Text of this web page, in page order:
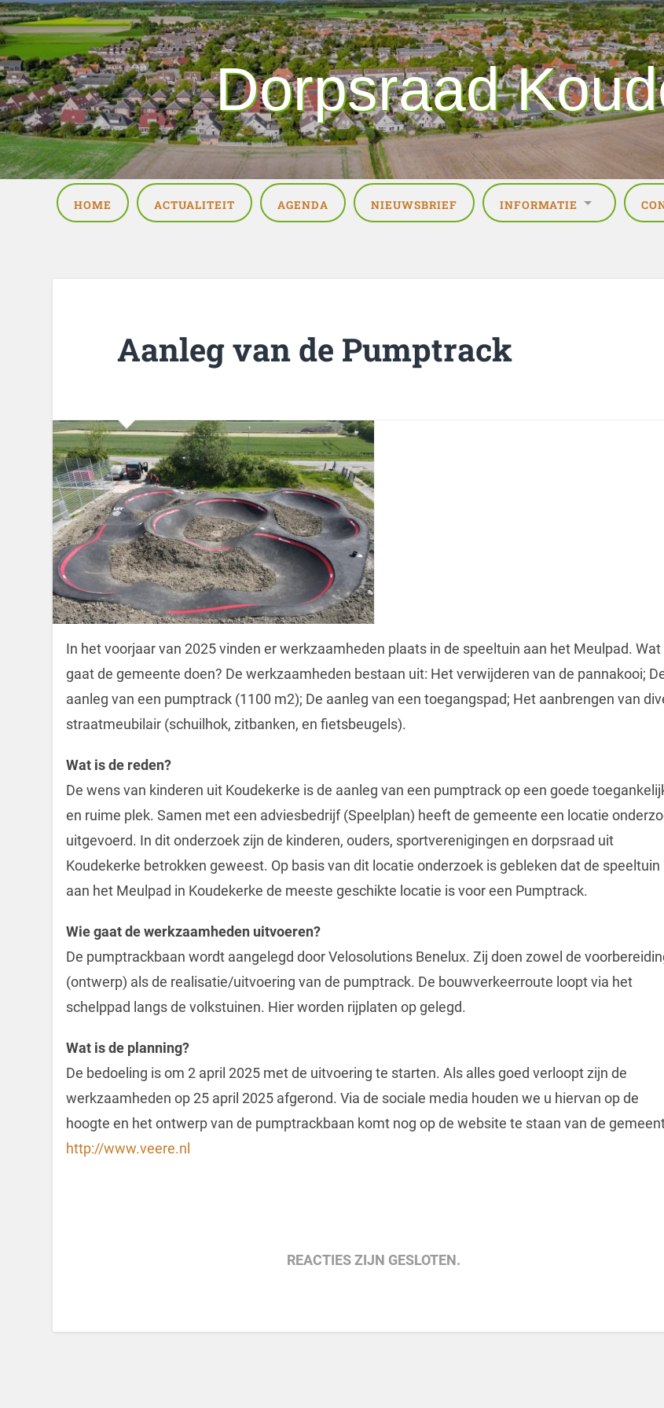
Dorpsraad
HOME ACTUALITEIT AGENDA NIEUWSBRIEF INFORMATIE
Aanleg van de Pumptrack
In het voorjaar van 2025 vinden er werkzaamheden plaats in de speeltuin aan het Meulpad. Wat
gaat de gemeente doen? De werkzaamheden bestaan uit: Het verwijderen van de pannakooi;
aanleg van een pumptrack (1100 m2); De aanleg van een toegangspad; Het aanbrengen van
straatmeubilair (schuilhok, zitbanken, en fietsbeugels).
Wat is de reden?
De wens van kinderen uit Koudekerke is de aanleg van een pumptrack op een goede
en ruime plek. Samen met een adviesbedrijf (Speelplan) heeft de gemeente een locatie
uitgevoerd. In dit onderzoek zijn de kinderen, ouders, sportverenigingen en dorpsraad uit
Koudekerke betrokken geweest. Op basis van dit locatie onderzoek is gebleken dat de speeltuin
aan het Meulpad in Koudekerke de meeste geschikte locatie is voor een Pumptrack.
Wie gaat de werkzaamheden uitvoeren?
De pumptrackbaan wordt aangelegd door Velosolutions Benelux. Zij doen zowel de
(ontwerp) als de realisatie/uitvoering van de pumptrack. De bouwverkeerroute loopt via het
schelppad langs de volkstuinen. Hier worden rijplaten op gelegd.
Wat is de planning?
De bedoeling is om 2 april 2025 met de uitvoering te starten. Als alles goed verloopt zijn de
werkzaamheden op 25 april 2025 afgerond. Via de sociale media houden we u hiervan op de
hoogte en het ontwerp van de pumptrackbaan komt nog op de website te staan van de
http://www.veere.nl
REACTIES ZIJN GESLOTEN.